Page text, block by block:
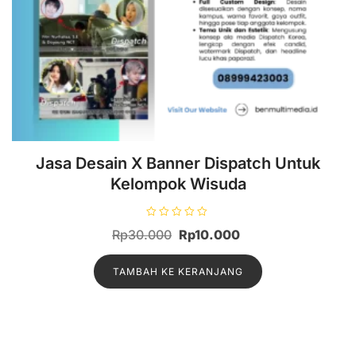
Jasa Desain X Banner Dispatch Untuk
Kelompok Wisuda
i
i
a
0
Rp30.000 Harga
aslinya
adalah:
Rp30.000.
Rp10.000
saat
adalah:
TAMBAH KE KERANJANG